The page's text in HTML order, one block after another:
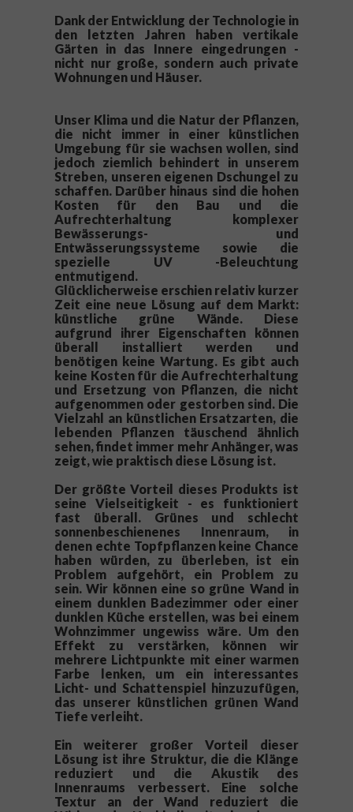
Dank der Entwicklung der Technologie in
den letzten Jahren haben vertikale
Gärten in das Innere eingedrungen -
nicht nur große, sondern auch private
Wohnungen und Häuser.
Unser Klima und die Natur der Pflanzen,
die nicht immer in einer künstlichen
Umgebung für sie wachsen wollen, sind
jedoch ziemlich behindert in unserem
Streben, unseren eigenen Dschungel zu
schaffen. Darüber hinaus sind die hohen
Kosten für den Bau und die
Aufrechterhaltung komplexer
Bewässerungs- und
Entwässerungssysteme sowie die
spezielle UV -Beleuchtung
entmutigend.
Glücklicherweise erschien relativ kurzer
Zeit eine neue Lösung auf dem Markt:
künstliche grüne Wände. Diese
aufgrund ihrer Eigenschaften können
überall installiert werden und
benötigen keine Wartung. Es gibt auch
keine Kosten für die Aufrechterhaltung
und Ersetzung von Pflanzen, die nicht
aufgenommen oder gestorben sind. Die
Vielzahl an künstlichen Ersatzarten, die
lebenden Pflanzen täuschend ähnlich
sehen, findet immer mehr Anhänger, was
zeigt, wie praktisch diese Lösung ist.
Der größte Vorteil dieses Produkts ist
seine Vielseitigkeit - es funktioniert
fast überall. Grünes und schlecht
sonnenbeschienenes Innenraum, in
denen echte Topfpflanzen keine Chance
haben würden, zu überleben, ist ein
Problem aufgehört, ein Problem zu
sein.Wir können eine so grüne Wand in
einem dunklen Badezimmer oder einer
dunklen Küche erstellen, was bei einem
Wohnzimmer ungewiss wäre. Um den
Effekt zu verstärken, können wir
mehrere Lichtpunkte mit einer warmen
Farbe lenken, um ein interessantes
Licht- und Schattenspiel hinzuzufügen,
das unserer künstlichen grünen Wand
Tiefe verleiht.
Ein weiterer großer Vorteil dieser
Lösung ist ihre Struktur, die die Klänge
reduziert und die Akustik des
Innenraums verbessert. Eine solche
Textur an der Wand reduziert die